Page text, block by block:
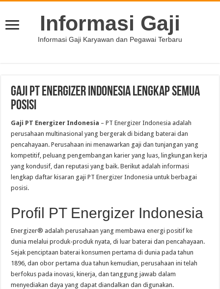
Informasi Gaji
Informasi Gaji Karyawan dan Pegawai Terbaru
Gaji PT Energizer Indonesia Lengkap Semua
Posisi
Gaji PT Energizer Indonesia – PT Energizer Indonesia adalah
perusahaan multinasional yang bergerak di bidang baterai dan
pencahayaan. Perusahaan ini menawarkan gaji dan tunjangan yang
kompetitif, peluang pengembangan karier yang luas, lingkungan kerja
yang kondusif, dan reputasi yang baik. Berikut adalah informasi
lengkap daftar kisaran gaji PT Energizer Indonesia untuk berbagai
posisi.
Profil PT Energizer Indonesia
Energizer® adalah perusahaan yang membawa energi positif ke
dunia melalui produk-produk nyata, di luar baterai dan pencahayaan.
Sejak penciptaan baterai konsumen pertama di dunia pada tahun
1896, dan obor pertama dua tahun kemudian, perusahaan ini telah
berfokus pada inovasi, kinerja, dan tanggung jawab dalam
menyediakan daya yang dapat diandalkan dan digunakan.